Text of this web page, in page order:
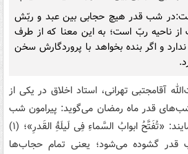
شب قدر هیچ حجابی بین عبد و ربّش
ناحیه ربّ است؛ به این معنا که از طرف
و اگر بنده بخواهد با پروردگارش سخن
آقامجتبی تهرانی، استاد اخلاق در یکی از
قدر ماه رمضان می‌گوید: پیرامون شب
قدر، پیغمبر اکرم(ص) می‏‌فرمایند: «تُفَتَّحُ ابوابُ السَّماءِ فِی لَیلَۀِ القَدرِ»؛ (۱)
تمام درهای آسمان در شب قدر گشوده می‎‌شود؛ یعنی تمام حجاب‌‎ها